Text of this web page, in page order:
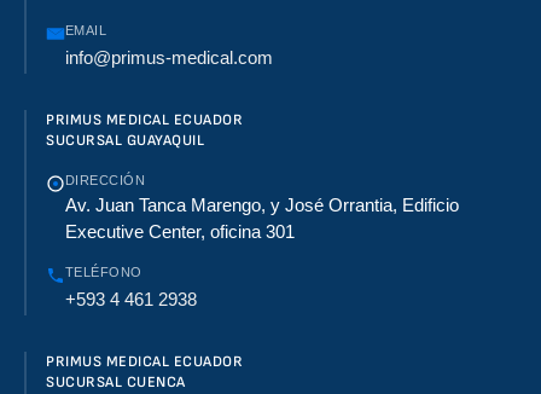
EMAIL
info@primus-medical.com
PRIMUS MEDICAL ECUADOR
SUCURSAL GUAYAQUIL
DIRECCIÓN
Av. Juan Tanca Marengo, y José Orrantia, Edificio
Executive Center, oficina 301
TELÉFONO
+593 4 461 2938
PRIMUS MEDICAL ECUADOR
SUCURSAL CUENCA